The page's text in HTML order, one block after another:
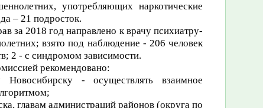
употребляющих наркотические
– 21 подросток.
за 2018 год направлено к врачу психиатру-
взято под наблюдение - 206 человек
2 - с синдромом зависимости.
рекомендовано:
- осуществлять взаимное
главам администраций районов (округа по